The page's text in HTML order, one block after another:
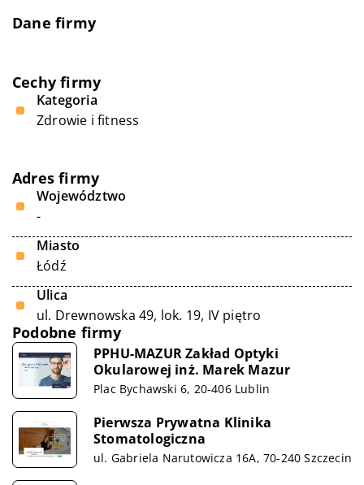
Dane firmy
Cechy firmy
Kategoria
Zdrowie i fitness
Adres firmy
Województwo
-
Miasto
Łódź
Ulica
ul. Drewnowska 49, lok. 19, IV piętro
Podobne firmy
PPHU-MAZUR Zakład Optyki
Okularowej inż. Marek Mazur
Plac Bychawski 6, 20-406 Lublin
Pierwsza Prywatna Klinika
Stomatologiczna
ul. Gabriela Narutowicza 16A, 70-240 Szczecin